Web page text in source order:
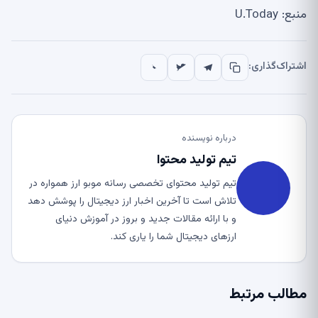
منبع: U.Today
اشتراک‌گذاری:
درباره نویسنده
تیم تولید محتوا
تیم تولید محتوای تخصصی رسانه موبو ارز همواره در
تلاش است تا آخرین اخبار ارز دیجیتال را پوشش دهد
و با ارائه مقالات جدید و بروز در آموزش دنیای
ارزهای دیجیتال شما را یاری کند.
مطالب مرتبط